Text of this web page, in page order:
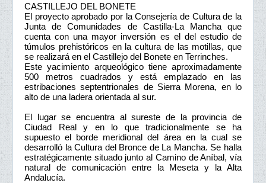
CASTILLEJO DEL BONETE
El proyecto aprobado por la Consejería de Cultura de la
Junta de Comunidades de Castilla-La Mancha que
cuenta con una mayor inversión es el del estudio de
túmulos prehistóricos en la cultura de las motillas, que
se realizará en el Castillejo del Bonete en Terrinches.
Este yacimiento arqueológico tiene aproximadamente
500 metros cuadrados y está emplazado en las
estribaciones septentrionales de Sierra Morena, en lo
alto de una ladera orientada al sur.
El lugar se encuentra al sureste de la provincia de
Ciudad Real y en lo que tradicionalmente se ha
supuesto el borde meridional del área en la cual se
desarrolló la Cultura del Bronce de La Mancha. Se halla
estratégicamente situado junto al Camino de Aníbal, vía
natural de comunicación entre la Meseta y la Alta
Andalucía.